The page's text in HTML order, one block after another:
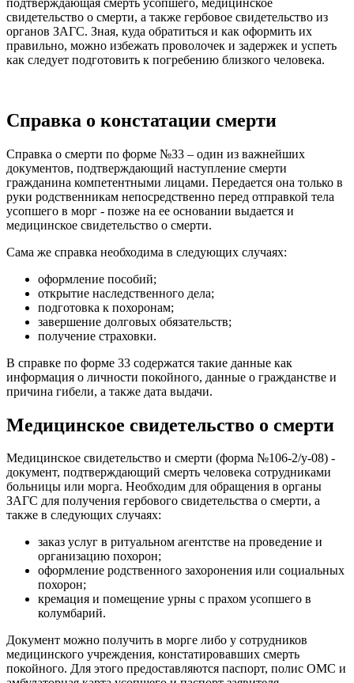
свидетельство о смерти, а также гербовое свидетельство из
органов ЗАГС. Зная, куда обратиться и как оформить их
правильно, можно избежать проволочек и задержек и успеть
как следует подготовить к погребению близкого человека.
Справка о констатации смерти
Справка о смерти по форме №33 – один из важнейших
документов, подтверждающий наступление смерти
гражданина компетентными лицами. Передается она только в
руки родственникам непосредственно перед отправкой тела
усопшего в морг - позже на ее основании выдается и
медицинское свидетельство о смерти.
Сама же справка необходима в следующих случаях:
оформление пособий;
открытие наследственного дела;
подготовка к похоронам;
завершение долговых обязательств;
получение страховки.
В справке по форме 33 содержатся такие данные как
информация о личности покойного, данные о гражданстве и
причина гибели, а также дата выдачи.
Медицинское свидетельство о смерти
Медицинское свидетельство и смерти (форма №106-2/у-08) -
документ, подтверждающий смерть человека сотрудниками
больницы или морга. Необходим для обращения в органы
ЗАГС для получения гербового свидетельства о смерти, а
также в следующих случаях:
заказ услуг в ритуальном агентстве на проведение и
организацию похорон;
оформление родственного захоронения или социальных
похорон;
кремация и помещение урны с прахом усопшего в
колумбарий.
Документ можно получить в морге либо у сотрудников
медицинского учреждения, констатировавших смерть
покойного. Для этого предоставляются паспорт, полис ОМС и